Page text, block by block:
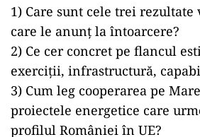
1) Care sunt cele trei
care le anunț la întoarcere?
2) Ce cer concret pe flancul
exerciții, infrastructură,
3) Cum leg cooperarea pe
proiectele energetice care
profilul României în UE?